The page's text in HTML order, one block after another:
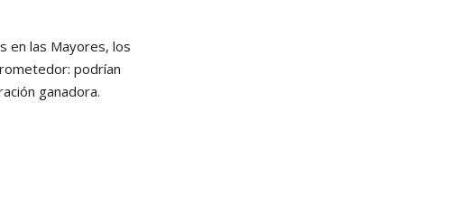
en las Mayores, los
podrían
ganadora.